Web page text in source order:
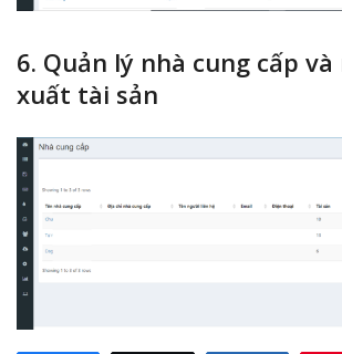
6. Quản lý nhà cung cấp và
xuất tài sản